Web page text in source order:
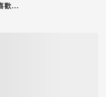
歡...